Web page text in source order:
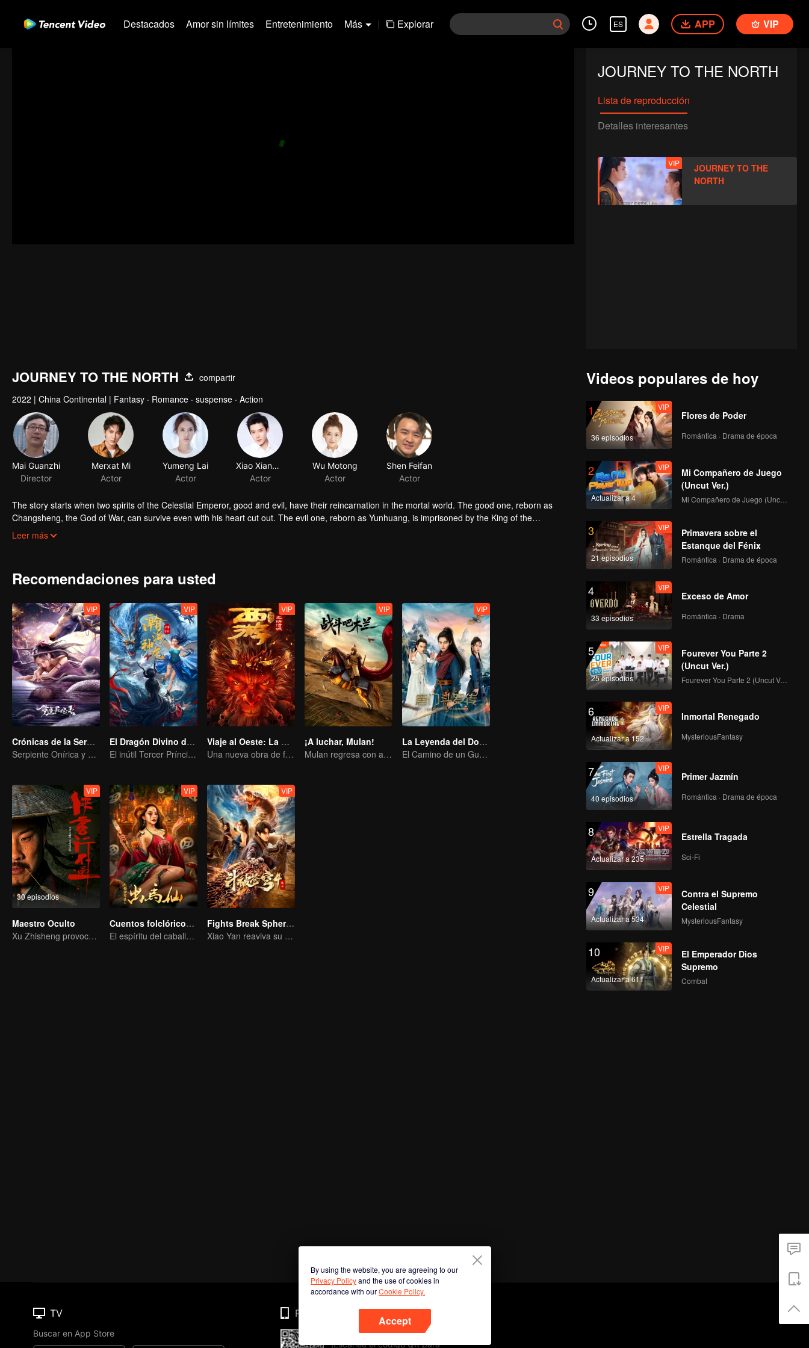
Destacados Amor sin límites Entretenimiento Más | Explorar ES APP VIP
JOURNEY TO THE NORTH
Lista de reproducción
Detalles interesantes
VIP
JOURNEY TO THE
NORTH
JOURNEY TO THE NORTH
compartir
2022 | China Continental | Fantasy · Romance · suspense · Action
Mai Guanzhi
Director
Merxat Mi
Actor
Yumeng Lai
Actor
Xiao Xiangfei
Actor
Wu Motong
Actor
Shen Feifan
Actor
The story starts when two spirits of the Celestial Emperor, good and evil, have their reincarnation in the mortal world. The good one, reborn as
Changsheng, the God of War, can survive even with his heart cut out. The evil one, reborn as Yunhuang, is imprisoned by the King of the
Netherworld in the Demon Hell for a hundred years. Every day, he’s tortured by Soul-eating Nail. Conspiracies come one after another, making the
and Chenghuang a hundred years ago. The seal of the netherworld is removed. When demon soldiers break into the mortal world, people are
Emperor?
Leer más
Recomendaciones para usted
VIP
Crónicas de la Serpiente Espiritual
Serpiente Onírica y el Pasado del Inmortal de la Espada
VIP
El Dragón Divino del Mar Vasto
El inútil Tercer Príncipe del Clan del Dragón contraataca
VIP
Viaje al Oeste: La Ciudad del Infierno Divino
Una nueva obra de fantasía basada en la franquicia de "Viaje al Oeste" está por llegar.
VIP
¡A luchar, Mulan!
Mulan regresa con armadura y siembra el caos
VIP
La Leyenda del Douluo: La Secta Tang
El Camino de un Guerrero hacia la Redención
30 episodios
VIP
Maestro Oculto
Xu Zhisheng provoca una hilarante tormenta en el mundo marcial
VIP
Cuentos folclóricos de Chu Maxian
El espíritu del caballo sacrifica a una joven para pedir la inmortalidad
VIP
Fights Break Sphere 4: Escape
Xiao Yan reaviva su espíritu de lucha en la batalla contra el Secta Yunlan.
Videos populares de hoy
1
36 episodios
VIP
Flores de Poder
Romántica · Drama de época
2
Actualizar a 4
VIP
Mi Compañero de Juego
(Uncut Ver.)
Mi Compañero de Juego (Uncut Ver.)
3
21 episodios
VIP
Primavera sobre el
Estanque del Fénix
Romántica · Drama de época
4
33 episodios
VIP
Exceso de Amor
Romántica · Drama
5
25 episodios
VIP
Fourever You Parte 2
(Uncut Ver.)
Fourever You Parte 2 (Uncut Ver.)
6
Actualizar a 152
VIP
Inmortal Renegado
MysteriousFantasy
7
40 episodios
VIP
Primer Jazmín
Romántica · Drama de época
8
Actualizar a 235
VIP
Estrella Tragada
Sci-Fi
9
Actualizar a 534
VIP
Contra el Supremo
Celestial
MysteriousFantasy
10
Actualizar a 611
VIP
El Emperador Dios
Supremo
Combat
By using the website, you are agreeing to our
Privacy Policyand the use of cookies in
accordance with ourCookie Policy.
Accept
TV
Buscar en App Store
Phone
¡Escanee el código QR para